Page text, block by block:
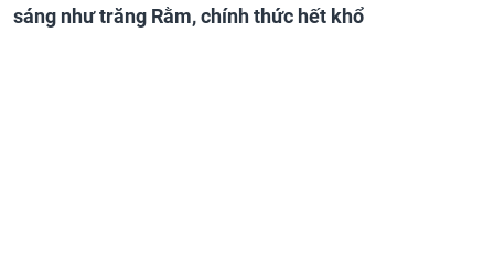
sáng như trăng Rằm, chính thức hết khổ